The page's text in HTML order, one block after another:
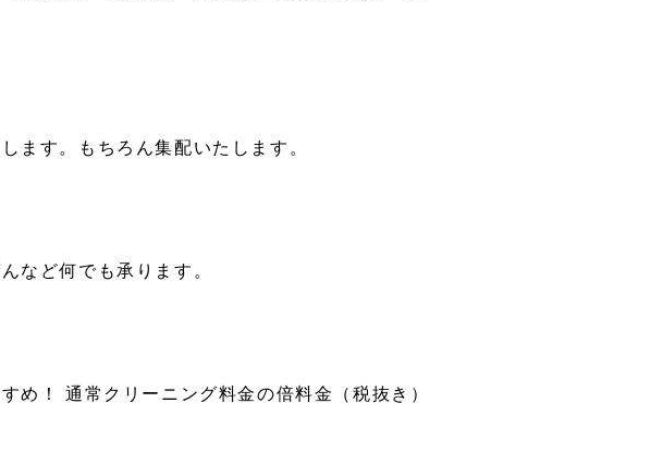
ます。もちろん集配いたします。
など何でも承ります。
め！ 通常クリーニング料金の倍料金（税抜き）